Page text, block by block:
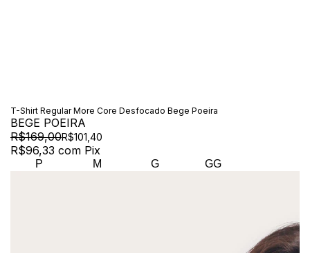
T-Shirt Regular More Core Desfocado Bege Poeira
BEGE POEIRA
R$169,00R$101,40
R$96,33 com Pix
P M G GG